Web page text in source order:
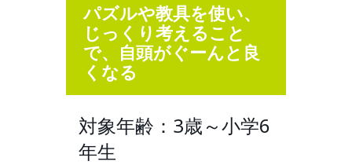
パズルや教具を使い、
じっくり考えること
で、自頭がぐーんと良
くなる
対象年齢：3歳～小学6
年生